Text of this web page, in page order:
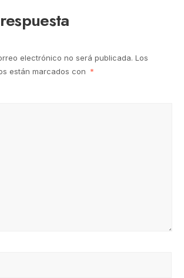
electrónico no será publicada. Los
están marcados con *